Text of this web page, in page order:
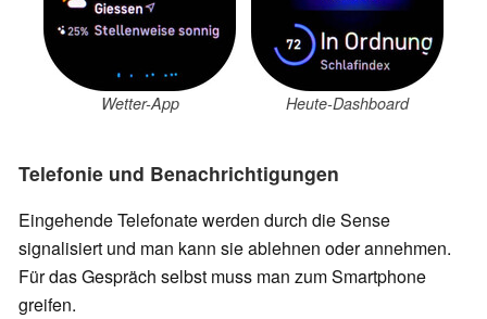
Wetter-App Heute-Dashboard
Telefonie und Benachrichtigungen
Eingehende Telefonate werden durch die Sense
signalisiert und man kann sie ablehnen oder annehmen.
Für das Gespräch selbst muss man zum Smartphone
greifen.